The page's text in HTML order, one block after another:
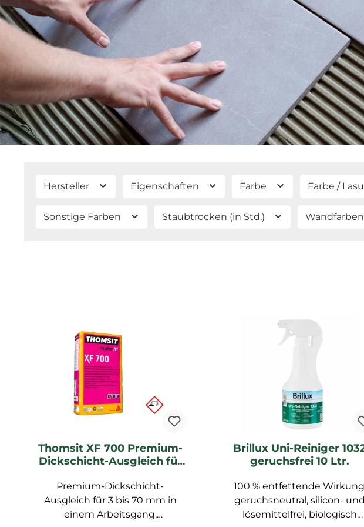
Hersteller Eigenschaften Farbe Farbe /
Sonstige Farben Staubtrocken (in Std.) Wandfarben
Thomsit XF 700 Premium-
Dickschicht-Ausgleich für
kg Sack _LW
Premium-Dickschicht-
Ausgleich für 3 bis 70 mm in
einem Arbeitsgang,
Brillux Uni-Reiniger
geruchsfrei 10 Ltr.
100 % entfettende
geruchsneutral, silicon- und
lösemittelfrei, biologisch